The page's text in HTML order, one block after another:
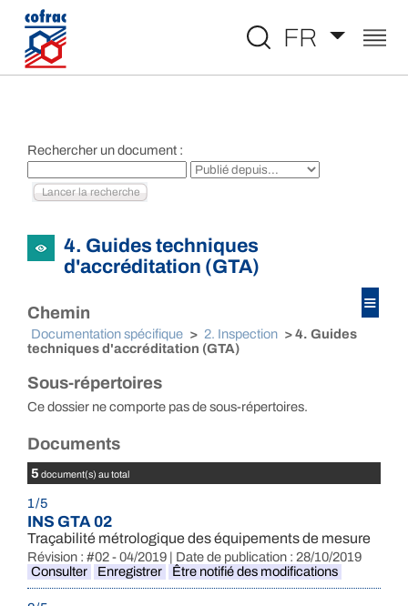
Aller au contenu
FR
Rechercher un document :
4. Guides techniques
d'accréditation (GTA)
≡
Chemin
Documentation spécifique > 2. Inspection > 4. Guides
techniques d'accréditation (GTA)
Sous-répertoires
Ce dossier ne comporte pas de sous-répertoires.
Documents
5 document(s) au total
1 / 5
INS GTA 02
Traçabilité métrologique des équipements de mesure
Révision : #02 - 04/2019 | Date de publication : 28/10/2019
Consulter
Enregistrer Être notifié des modifications